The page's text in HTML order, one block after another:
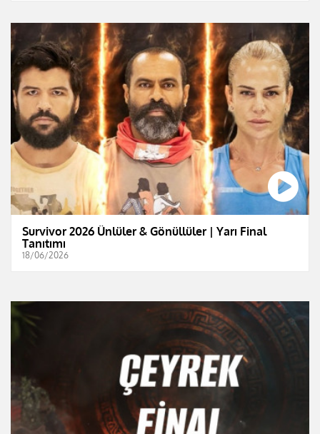
Survivor 2026 Ünlüler & Gönüllüler | Yarı Final
Tanıtımı
18/06/2026